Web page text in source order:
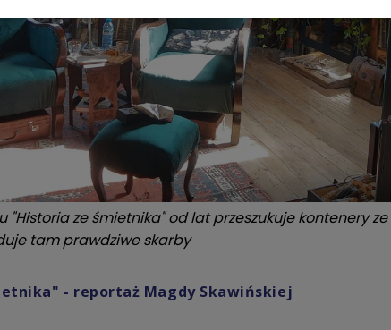
"Historia ze śmietnika" od lat przeszukuje kontenery ze
tam prawdziwe skarby
- reportaż Magdy Skawińskiej